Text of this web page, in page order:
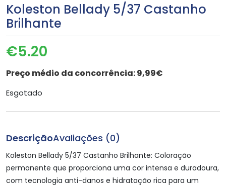
Koleston Bellady 5/37 Castanho
Brilhante
€5.20
Preço médio da concorrência:9,99€
Esgotado
DescriçãoAvaliações (0)
Koleston Bellady 5/37 Castanho Brilhante: Coloração
permanente que proporciona uma cor intensa e duradoura,
com tecnologia anti-danos e hidratação rica para um